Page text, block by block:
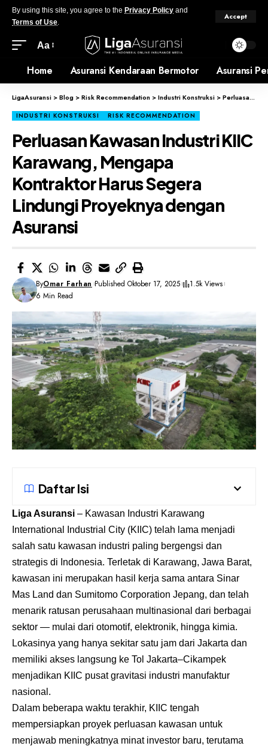
By using this site, you agree to the Privacy Policy and
Terms of Use.
Accept
Aa
Home Asuransi Kendaraan Bermotor Asuransi
LigaAsuransi >Blog >Risk Recommendation >Industri Konstruksi >Perluasan Kawasan Industri KIIC Karawang, Mengapa Kontraktor Harus Segera Lindungi Proyeknya dengan Asuransi
INDUSTRI KONSTRUKSI RISK RECOMMENDATION
Perluasan Kawasan Industri KIIC
Karawang, Mengapa
Kontraktor Harus Segera
Lindungi Proyeknya dengan
Asuransi
ByOmar Farhan Published Oktober 17, 2025
1.5k Views
6 Min Read
Daftar Isi
Liga Asuransi – Kawasan Industri Karawang
International Industrial City (KIIC) telah lama menjadi
salah satu kawasan industri paling bergengsi dan
strategis di Indonesia. Terletak di Karawang, Jawa Barat,
kawasan ini merupakan hasil kerja sama antara Sinar
Mas Land dan Sumitomo Corporation Jepang, dan telah
menarik ratusan perusahaan multinasional dari berbagai
sektor — mulai dari otomotif, elektronik, hingga kimia.
Lokasinya yang hanya sekitar satu jam dari Jakarta dan
memiliki akses langsung ke Tol Jakarta–Cikampek
menjadikan KIIC pusat gravitasi industri manufaktur
nasional.
Dalam beberapa waktu terakhir, KIIC tengah
mempersiapkan proyek perluasan kawasan untuk
menjawab meningkatnya minat investor baru, terutama